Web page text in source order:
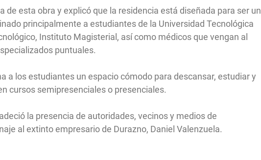
de esta obra y explicó que la residencia está diseñada para ser un
principalmente a estudiantes de la Universidad Tecnológica
Instituto Magisterial, así como médicos que vengan al
puntuales.
a los estudiantes un espacio cómodo para descansar, estudiar y
cursos semipresenciales o presenciales.
la presencia de autoridades, vecinos y medios de
al extinto empresario de Durazno, Daniel Valenzuela.